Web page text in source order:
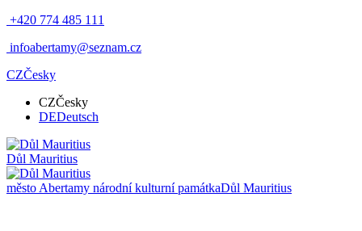
+420 774 485 111
infoabertamy@seznam.cz
CZČesky
CZČesky
DEDeutsch
Důl Mauritius
město Abertamy národní kulturní památkaDůl Mauritius